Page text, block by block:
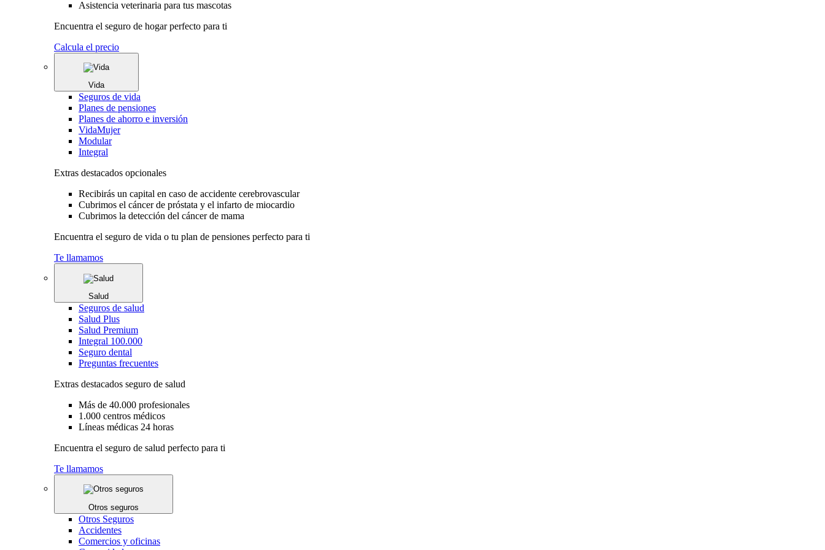
Asistencia veterinaria para tus mascotas
Encuentra el seguro de hogar perfecto para ti
Calcula el precio
Vida
Seguros de vida
Planes de pensiones
Planes de ahorro e inversión
VidaMujer
Modular
Integral
Extras destacados opcionales
Recibirás un capital en caso de accidente cerebrovascular
Cubrimos el cáncer de próstata y el infarto de miocardio
Cubrimos la detección del cáncer de mama
Encuentra el seguro de vida o tu plan de pensiones perfecto para ti
Te llamamos
Salud
Seguros de salud
Salud Plus
Salud Premium
Integral 100.000
Seguro dental
Preguntas frecuentes
Extras destacados seguro de salud
Más de 40.000 profesionales
1.000 centros médicos
Líneas médicas 24 horas
Encuentra el seguro de salud perfecto para ti
Te llamamos
Otros seguros
Otros Seguros
Accidentes
Comercios y oficinas